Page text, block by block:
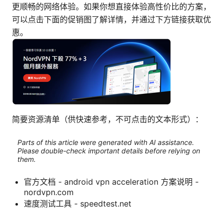
更顺畅的网络体验。如果你想直接体验高性价比的方案，
可以点击下面的促销图了解详情，并通过下方链接获取优
惠。
简要资源清单（供快速参考，不可点击的文本形式）：
Parts of this article were generated with AI assistance.
Please double-check important details before relying on
them.
官方文档 - android vpn acceleration 方案说明 -
nordvpn.com
速度测试工具 - speedtest.net